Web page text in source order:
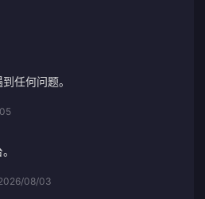
任何问题。
08/03